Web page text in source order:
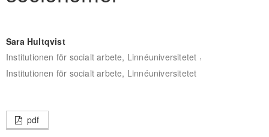
Sara Hultqvist
Institutionen för socialt arbete, Linnéuniversitetet ,
Institutionen för socialt arbete, Linnéuniversitetet
pdf